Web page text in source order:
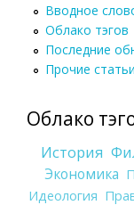
Вводное
Облако тэгов
Последние
Прочие статьи
Облако
История
Экономика
Идеология